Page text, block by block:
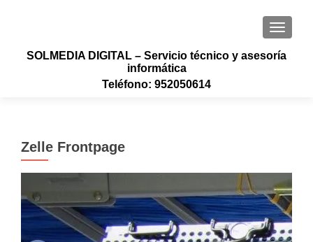
SOLMEDIA DIGITAL – Servicio técnico y asesoría
informática
Teléfono: 952050614
Zelle Frontpage